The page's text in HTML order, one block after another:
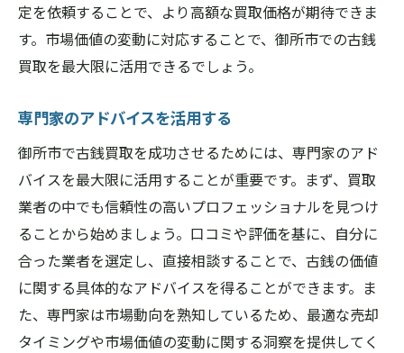
定を依頼することで、より高額な買取価格が期待できま
す。市場価値の変動に対応することで、御所市での古銭
買取を最大限に活用できるでしょう。
専門家のアドバイスを活用する
御所市で古銭買取を成功させるためには、専門家のアド
バイスを最大限に活用することが重要です。まず、買取
業者の中でも信頼性の高いプロフェッショナルを見つけ
ることから始めましょう。口コミや評価を基に、自分に
合った業者を選定し、直接相談することで、古銭の価値
に関する具体的なアドバイスを得ることができます。ま
た、専門家は市場動向を熟知しているため、最適な売却
タイミングや市場価値の変動に関する洞察を提供してく